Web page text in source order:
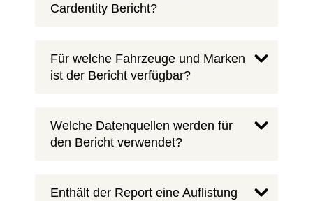
Cardentity Bericht?
Für welche Fahrzeuge und Marken
ist der Bericht verfügbar?
Welche Datenquellen werden für
den Bericht verwendet?
Enthält der Report eine Auflistung